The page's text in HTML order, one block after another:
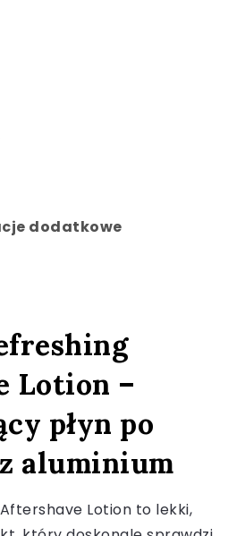
dodatkowe
Lotion –
płyn po
aluminium
Lotion to lekki,